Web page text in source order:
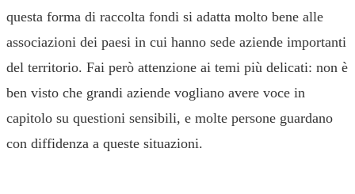
questa forma di raccolta fondi si adatta molto bene alle
associazioni dei paesi in cui hanno sede aziende importanti
del territorio. Fai però attenzione ai temi più delicati: non è
ben visto che grandi aziende vogliano avere voce in
capitolo su questioni sensibili, e molte persone guardano
con diffidenza a queste situazioni.